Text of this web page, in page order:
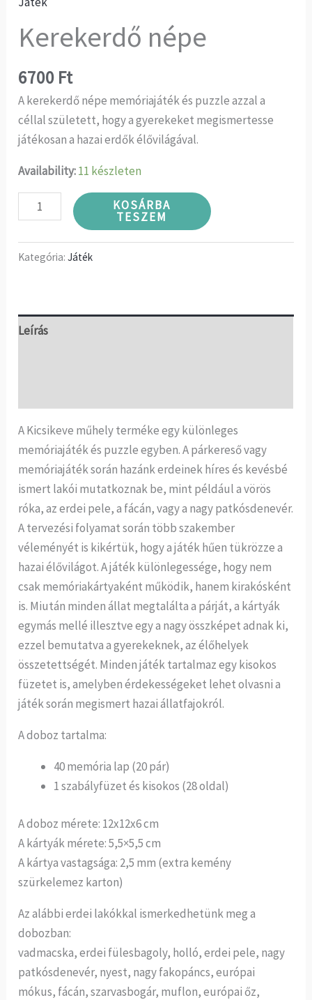
Kerekerdő népe
6700 Ft
A kerekerdő népe memóriajáték és puzzle azzal a
céllal született, hogy a gyerekeket megismertesse
játékosan a hazai erdők élővilágával.
Availability:11 készleten
KOSÁRBA
TESZEM
Kategória:Játék
Leírás
A Kicsikeve műhely terméke egy különleges
memóriajáték és puzzle egyben. A párkereső vagy
memóriajáték során hazánk erdeinek híres és kevésbé
ismert lakói mutatkoznak be, mint például a vörös
róka, az erdei pele, a fácán, vagy a nagy patkósdenevér.
A tervezési folyamat során több szakember
véleményét is kikértük, hogy a játék hűen tükrözze a
hazai élővilágot. A játék különlegessége, hogy nem
csak memóriakártyaként működik, hanem kirakósként
is. Miután minden állat megtalálta a párját, a kártyák
egymás mellé illesztve egy a nagy összképet adnak ki,
ezzel bemutatva a gyerekeknek, az élőhelyek
összetettségét. Minden játék tartalmaz egy kisokos
füzetet is, amelyben érdekességeket lehet olvasni a
játék során megismert hazai állatfajokról.
A doboz tartalma:
40 memória lap (20 pár)
1 szabályfüzet és kisokos (28 oldal)
A doboz mérete: 12x12x6 cm
A kártyák mérete: 5,5×5,5 cm
A kártya vastagsága: 2,5 mm (extra kemény
szürkelemez karton)
Az alábbi erdei lakókkal ismerkedhetünk meg a
dobozban:
vadmacska, erdei fülesbagoly, holló, erdei pele, nagy
patkósdenevér, nyest, nagy fakopáncs, európai
mókus, fácán, szarvasbogár, muflon, európai őz,